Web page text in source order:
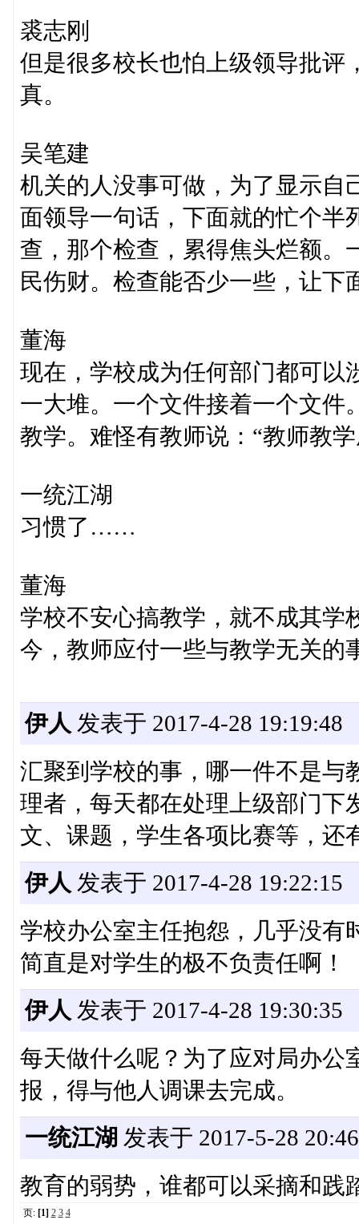
裘志刚
但是很多校长也怕上级领导批评
真。
吴笔建
机关的人没事可做，为了显示自
面领导一句话，下面就的忙个半
查，那个检查，累得焦头烂额。
民伤财。检查能否少一些，让下
董海
现在，学校成为任何部门都可以
一大堆。一个文件接着一个文件
教学。难怪有教师说：“教师教
一统江湖
习惯了……
董海
学校不安心搞教学，就不成其学
今，教师应付一些与教学无关的
伊人 发表于 2017-4-28 19:19:48
汇聚到学校的事，哪一件不是与
理者，每天都在处理上级部门下
文、课题，学生各项比赛等，还
伊人 发表于 2017-4-28 19:22:15
学校办公室主任抱怨，几乎没有
简直是对学生的极不负责任啊！
伊人 发表于 2017-4-28 19:30:35
每天做什么呢？为了应对局办公
报，得与他人调课去完成。
一统江湖 发表于 2017-5-28
教育的弱势，谁都可以采摘和践
页: [1] 2 3 4